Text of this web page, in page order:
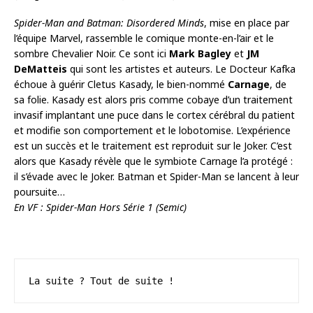
Spider-Man and Batman: Disordered Minds, mise en place par
l’équipe Marvel, rassemble le comique monte-en-l’air et le
sombre Chevalier Noir. Ce sont ici Mark Bagley et JM
DeMatteis qui sont les artistes et auteurs. Le Docteur Kafka
échoue à guérir Cletus Kasady, le bien-nommé Carnage, de
sa folie. Kasady est alors pris comme cobaye d’un traitement
invasif implantant une puce dans le cortex cérébral du patient
et modifie son comportement et le lobotomise. L’expérience
est un succès et le traitement est reproduit sur le Joker. C’est
alors que Kasady révèle que le symbiote Carnage l’a protégé :
il s’évade avec le Joker. Batman et Spider-Man se lancent à leur
poursuite…
En VF : Spider-Man Hors Série 1 (Semic)
La suite ? Tout de suite !